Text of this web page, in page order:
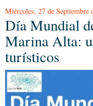
Miércoles, 27 de Septiembre
Día Mundial
Marina Alta:
turísticos